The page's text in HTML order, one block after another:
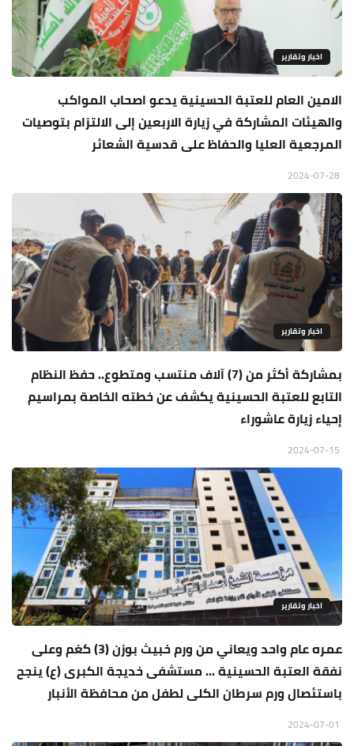
اخبار وتقارير
الامين العام للعتبة الحسينية يدعو اصحاب المواكب
والهيئات المشاركة في زيارة الاربعين إلى الالتزام بتوصيات
المرجعية العليا والحفاظ على قدسية الشعائر
اخبار وتقارير
بمشاركة أكثر من (7) آلاف منتسب ومتطوع.. حفظ النظام
التابع للعتبة الحسينية يكشف عن خطته الخاصة بمراسيم
إحياء زيارة عاشوراء
اخبار وتقارير
عمره عام واحد ويعاني من ورم خبيث بوزن (3) كغم وعلى
نفقة العتبة الحسينية ... مستشفى خديجة الكبرى (ع) ينجح
باستئصال ورم سرطان الكلى لطفل من محافظة الأنبار